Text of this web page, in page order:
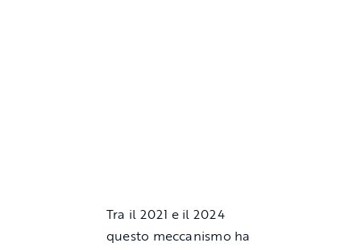
Tra il 2021 e il 2024
questo meccanismo ha